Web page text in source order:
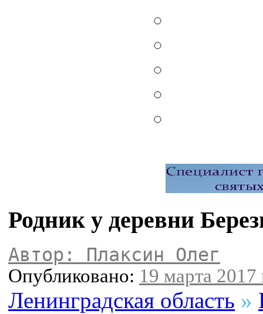
Родник у деревни
Автор: Плаксин Олег
Опубликовано: 19 марта 2017
Ленинградская область »